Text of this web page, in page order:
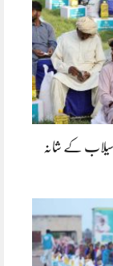
سیلاب کے شانہ